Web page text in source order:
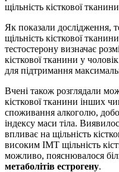
щільність кісткової
Як показали дослідження,
щільність кісткової
тестостерону визначає
кісткової тканини у
для підтримання
Вчені також розглядали
кісткової тканини інших
споживання алкоголю,
індексу маси тіла.
впливає на щільність
високим ІМТ щільність
можливо, пояснювалося
метаболітів естрогену.